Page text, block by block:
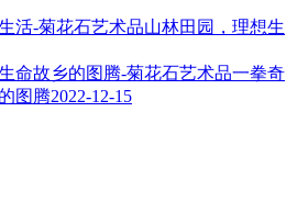
山林田园，理想生
一拳奇
图腾2022-12-15